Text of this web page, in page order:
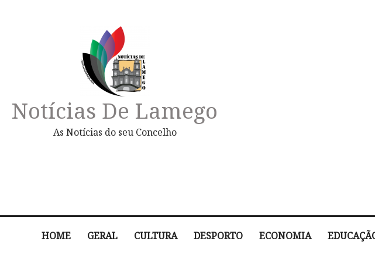
Notícias De Lamego
As Notícias do seu Concelho
HOME GERAL CULTURA DESPORTO ECONOMIA